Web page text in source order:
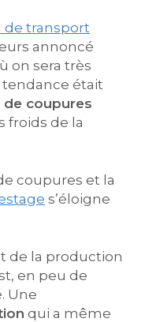
de transport
annoncé
on sera très
tendance était
de coupures
froids de la
coupures et la
s’éloigne
de la production
en peu de
Une
qui a même